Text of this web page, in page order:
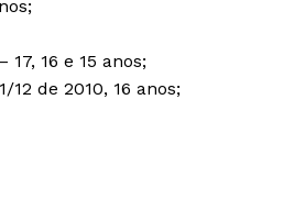
16 e 15 anos;
de 2010, 16 anos;